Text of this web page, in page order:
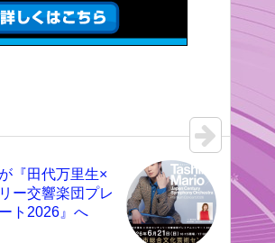
『田代万里生×
ー交響楽団プレ
ト2026』へ